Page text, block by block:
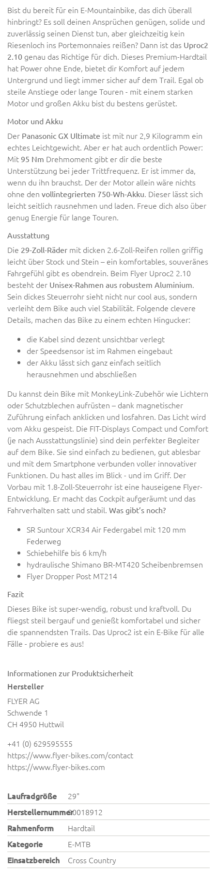
Bist du bereit für ein E-Mountainbike, das dich überall
hinbringt? Es soll deinen Ansprüchen genügen, solide und
zuverlässig seinen Dienst tun, aber gleichzeitig kein
Riesenloch ins Portemonnaies reißen? Dann ist das Uproc2
2.10 genau das Richtige für dich. Dieses Premium-Hardtail
hat Power ohne Ende, bietet dir Komfort auf jedem
Untergrund und liegt immer sicher auf dem Trail. Egal ob
steile Anstiege oder lange Touren - mit einem starken
Motor und großen Akku bist du bestens gerüstet.
Motor und Akku
Der Panasonic GX Ultimate ist mit nur 2,9 Kilogramm ein
echtes Leichtgewicht. Aber er hat auch ordentlich Power:
Mit 95 Nm Drehmoment gibt er dir die beste
Unterstützung bei jeder Trittfrequenz. Er ist immer da,
wenn du ihn brauchst. Der der Motor allein wäre nichts
ohne den vollintegrierten 750-Wh-Akku. Dieser lässt sich
leicht seitlich rausnehmen und laden. Freue dich also über
genug Energie für lange Touren.
Ausstattung
Die 29-Zoll-Räder mit dicken 2.6-Zoll-Reifen rollen griffig
leicht über Stock und Stein – ein komfortables, souveränes
Fahrgefühl gibt es obendrein. Beim Flyer Uproc2 2.10
besteht der Unisex-Rahmen aus robustem Aluminium.
Sein dickes Steuerrohr sieht nicht nur cool aus, sondern
verleiht dem Bike auch viel Stabilität. Folgende clevere
Details, machen das Bike zu einem echten Hingucker:
die Kabel sind dezent unsichtbar verlegt
der Speedsensor ist im Rahmen eingebaut
der Akku lässt sich ganz einfach seitlich
herausnehmen und abschließen
Du kannst dein Bike mit MonkeyLink-Zubehör wie Lichtern
oder Schutzblechen aufrüsten – dank magnetischer
Zuführung einfach anklicken und losfahren. Das Licht wird
vom Akku gespeist. Die FIT-Displays Compact und Comfort
(je nach Ausstattungslinie) sind dein perfekter Begleiter
auf dem Bike. Sie sind einfach zu bedienen, gut ablesbar
und mit dem Smartphone verbunden voller innovativer
Funktionen. Du hast alles im Blick - und im Griff. Der
Vorbau mit 1.8-Zoll-Steuerrohr ist eine hauseigene Flyer-
Entwicklung. Er macht das Cockpit aufgeräumt und das
Fahrverhalten satt und stabil. Was gibt’s noch?
SR Suntour XCR34 Air Federgabel mit 120 mm
Federweg
Schiebehilfe bis 6 km/h
hydraulische Shimano BR-MT420 Scheibenbremsen
Flyer Dropper Post MT214
Fazit
Dieses Bike ist super-wendig, robust und kraftvoll. Du
fliegst steil bergauf und genießt komfortabel und sicher
die spannendsten Trails. Das Uproc2 ist ein E-Bike für alle
Fälle - probiere es aus!
Informationen zur Produktsicherheit
Hersteller
FLYER AG
Schwende 1
CH 4950 Huttwil
+41 (0) 629595555
https://www.flyer-bikes.com/contact
https://www.flyer-bikes.com
Laufradgröße
29"
Herstellernummer90018912
Rahmenform
Hardtail
Kategorie
E-MTB
Einsatzbereich
Cross Country